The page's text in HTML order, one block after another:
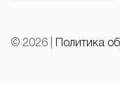
© 2026 | Политика